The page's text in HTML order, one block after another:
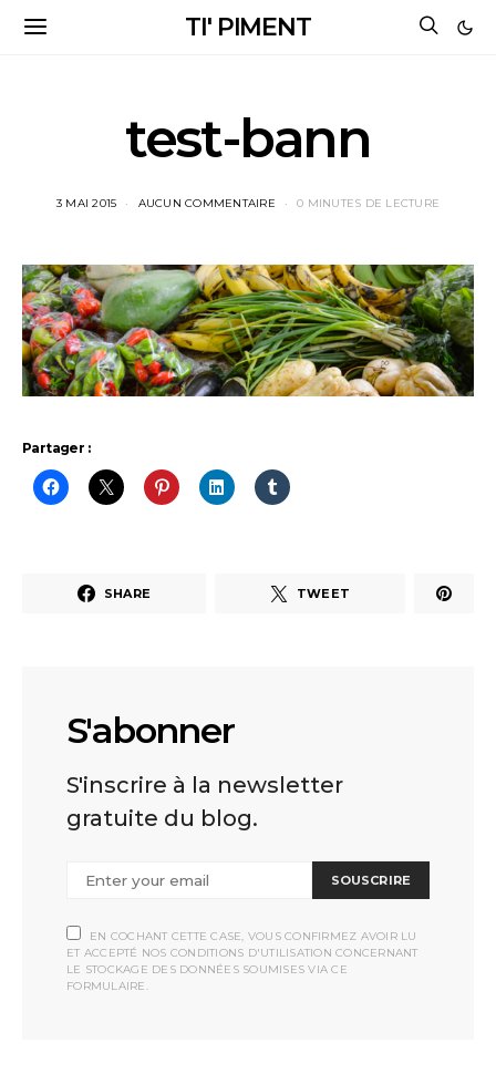
TI' PIMENT
test-bann
3 MAI 2015 AUCUN COMMENTAIRE 0 MINUTES DE LECTURE
Partager :
SHARE TWEET
S'abonner
S'inscrire à la newsletter
gratuite du blog.
SOUSCRIRE
EN COCHANT CETTE CASE, VOUS CONFIRMEZ AVOIR LU
ET ACCEPTÉ NOS CONDITIONS D'UTILISATION CONCERNANT
LE STOCKAGE DES DONNÉES SOUMISES VIA CE
FORMULAIRE.